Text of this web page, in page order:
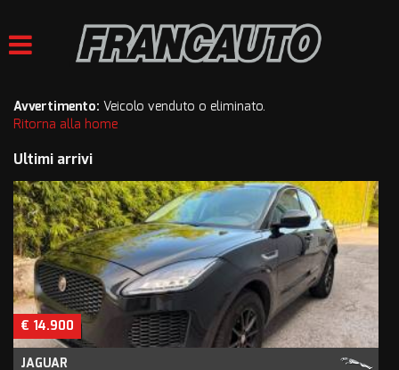
ACQUISTIAMO USATO
VALUTAZIONE USATO
ASSISTENZA
CONTATTI
Avvertimento: Veicolo venduto o eliminato.
Ritorna alla home
Ultimi arrivi
€ 14.900
JAGUAR